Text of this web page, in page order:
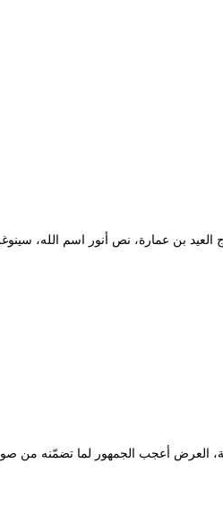
المسرح المحترف في طبعته الـ 17، مسرحية بعنوان “تحت الأنقاض”، إخراج العيد بن عمارة، نص
العرض أعجب الجمهور لما تضمّنه من